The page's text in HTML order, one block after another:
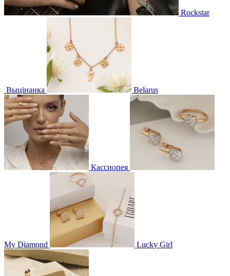
Rockstar
Выцінанка Belarus
Кассиопея
My Diamond Lucky Girl